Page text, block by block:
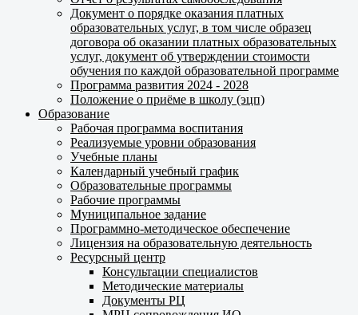
Документ о порядке оказания платных
образовательных услуг, в том числе образец
договора об оказании платных образовательных
услуг, документ об утверждении стоимости
обучения по каждой образовательной программе
Программа развития 2024 - 2028
Положение о приёме в школу (эцп)
Образование
Рабочая программа воспитания
Реализуемые уровни образования
Учебные планы
Календарный учебный график
Образовательные программы
Рабочие программы
Муниципальное задание
Программно-методическое обеспечение
Лицензия на образовательную деятельность
Ресурсный центр
Консультации специалистов
Методические материалы
Документы РЦ